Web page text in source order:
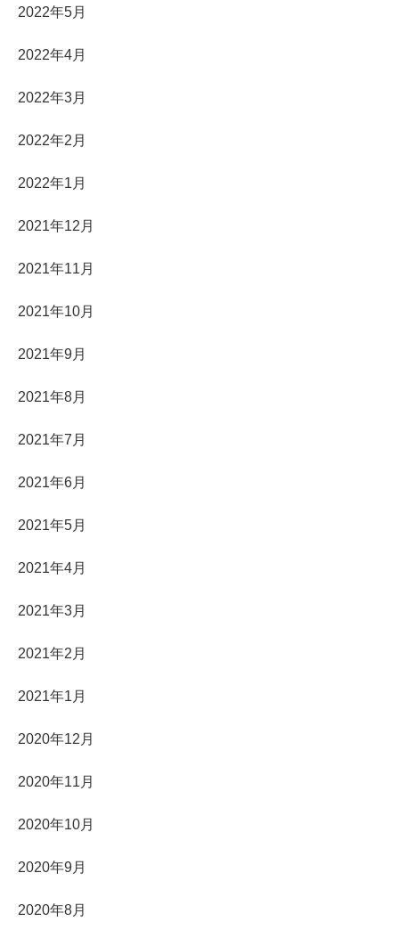
2022年5月
2022年4月
2022年3月
2022年2月
2022年1月
2021年12月
2021年11月
2021年10月
2021年9月
2021年8月
2021年7月
2021年6月
2021年5月
2021年4月
2021年3月
2021年2月
2021年1月
2020年12月
2020年11月
2020年10月
2020年9月
2020年8月